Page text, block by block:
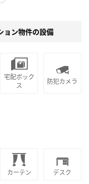
ョン物件の設備
宅配ボック
ス
防犯カメラ
カーテン デスク